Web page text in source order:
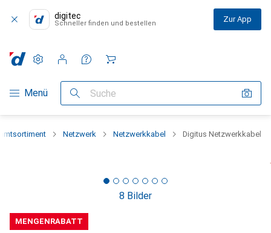
digitec
Schneller finden und bestellen Zur App
Navigation nach Kategorien
Menü Suche
Einstellungen
Kundenkonto
Vergleichslisten
Merklisten
Warenkorb
Netzwerk Netzwerkkabel Digitus Netzwerkkabel
8 Bilder
MENGENRABATT